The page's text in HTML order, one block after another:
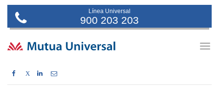
Línea Universal
900 203 203
X